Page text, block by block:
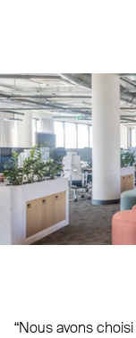
“Nous avons choisi